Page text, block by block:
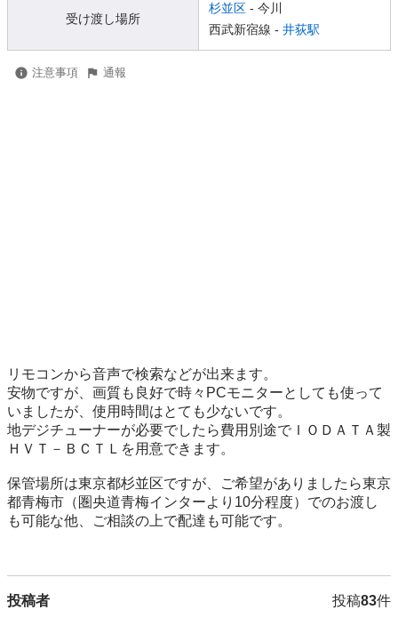
受け渡し場所
杉並区 - 今川
西武新宿線 - 井荻駅
注意事項 通報
リモコンから音声で検索などが出来ます。
安物ですが、画質も良好で時々PCモニターとしても使って
いましたが、使用時間はとても少ないです。
地デジチューナーが必要でしたら費用別途でＩＯＤＡＴＡ製
ＨＶＴ－ＢＣＴＬを用意できます。
保管場所は東京都杉並区ですが、ご希望がありましたら東京
都青梅市（圏央道青梅インターより10分程度）でのお渡し
も可能な他、ご相談の上で配達も可能です。
投稿者 投稿83件